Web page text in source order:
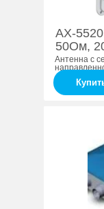
Антенна с
AX-
50Ом,